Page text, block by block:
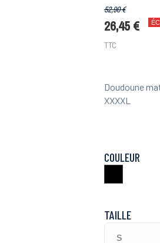
52,90 €
26,45 €
TTC
Doudoune
XXXXL
COULEUR
TAILLE